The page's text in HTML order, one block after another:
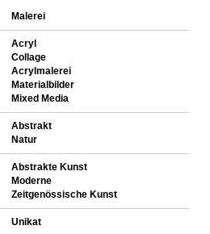
Malerei
Acryl
Collage
Acrylmalerei
Materialbilder
Mixed Media
Abstrakt
Natur
Abstrakte Kunst
Moderne
Zeitgenössische Kunst
Unikat